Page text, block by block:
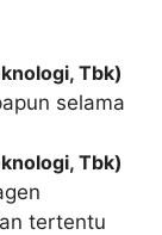
Tbk)
selama
Tbk)
tertentu